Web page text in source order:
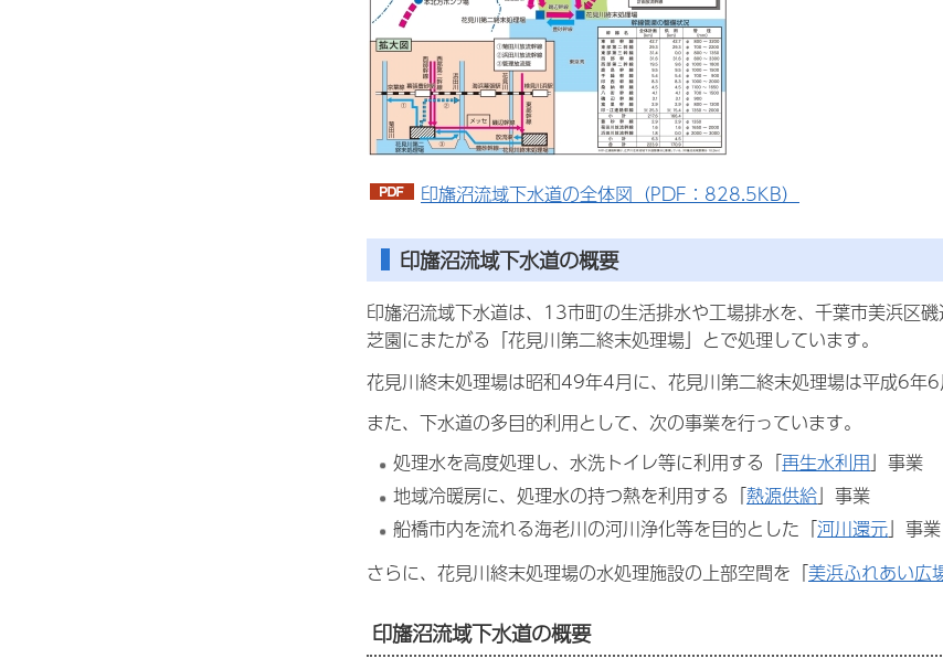
印旛沼流域下水道の全体図（PDF：828.5KB）
印旛沼流域下水道の概要
印旛沼流域下水道は、13市町の生活排水や工場排水を、千葉市美浜区
芝園にまたがる「花見川第二終末処理場」とで処理しています。
花見川終末処理場は昭和49年4月に、花見川第二終末処理場は平成6年6
また、下水道の多目的利用として、次の事業を行っています。
処理水を高度処理し、水洗トイレ等に利用する「再生水利用」事業
地域冷暖房に、処理水の持つ熱を利用する「熱源供給」事業
船橋市内を流れる海老川の河川浄化等を目的とした「河川還元」事業
さらに、花見川終末処理場の水処理施設の上部空間を「美浜ふれあい広
印旛沼流域下水道の概要